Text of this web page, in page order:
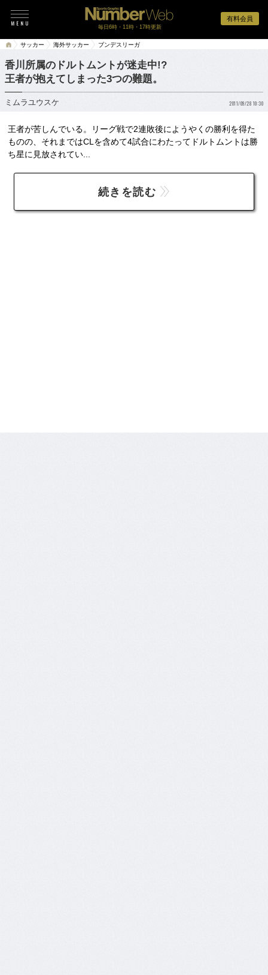
有料会員
毎日6時・11時・17時更新
サッカー 海外サッカー ブンデスリーガ
香川所属のドルトムントが迷走中!?
王者が抱えてしまった3つの難題。
ミムラユウスケ 2011/09/28 10:30
王者が苦しんでいる。リーグ戦で2連敗後にようやくの勝利を得た
ものの、それまではCLを含めて4試合にわたってドルトムントは勝
ち星に見放されてい...
続きを読む